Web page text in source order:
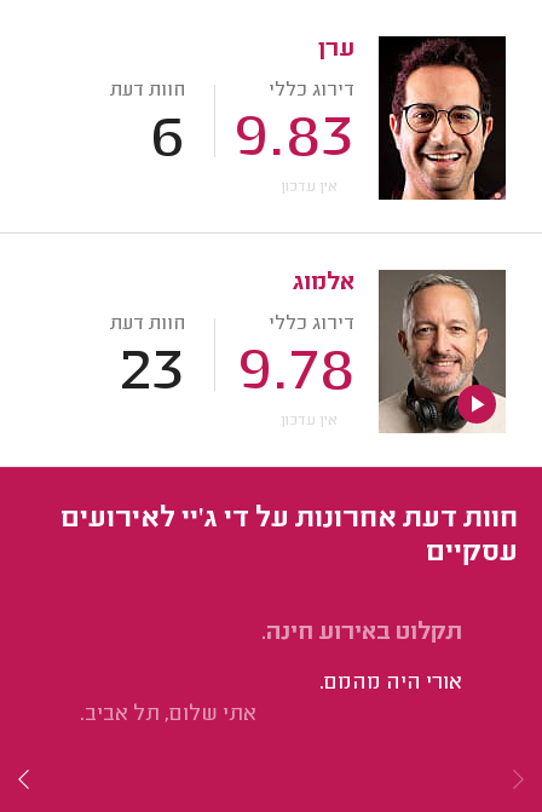
ערן
דירוג כללי
9.83
חוות דעת
6
אין עדכון
אלמוג
דירוג כללי
9.78
חוות דעת
23
אין עדכון
חוות דעת אחרונות על די ג'יי לאירועים
עסקיים
תקלוט באירוע חינה.
אורי היה מהמם.
אתי שלום, תל אביב.